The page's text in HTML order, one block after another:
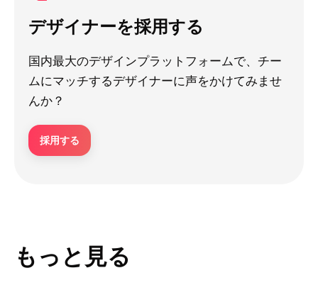
デザイナーを採用する
国内最大のデザインプラットフォームで、チー
ムにマッチするデザイナーに声をかけてみませ
んか？
採用する
もっと見る